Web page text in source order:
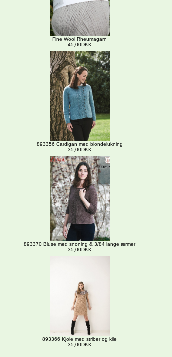
Fine Wool Rheumagarn
45,00DKK
893356 Cardigan med blondelukning
35,00DKK
893370 Bluse med snoning & 3/84 lange ærmer
35,00DKK
893366 Kjole med striber og kile
35,00DKK